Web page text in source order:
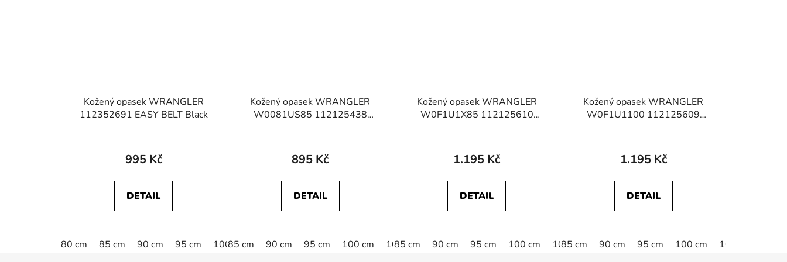
Kožený opasek WRANGLER
112352691 EASY BELT Black
995 Kč
DETAIL
80 cm 85 cm 90 cm 95 cm 100 cm 105 cm 110 cm
Kožený opasek WRANGLER
W0081US85 112125438
895 Kč
DETAIL
85 cm 90 cm 95 cm 100 cm 105 cm 110 cm 115 cm
Kožený opasek WRANGLER
W0F1U1X85 112125610
1.195 Kč
DETAIL
85 cm 90 cm 95 cm 100 cm 105 cm 110 cm 115 cm
Kožený opasek WRANGLER
W0F1U1100 112125609
1.195 Kč
DETAIL
85 cm 90 cm 95 cm 100 cm 105 cm